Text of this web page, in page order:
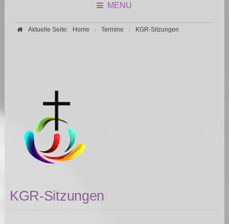
MENU
Aktuelle Seite: Home Termine KGR-Sitzungen
KGR-Sitzungen